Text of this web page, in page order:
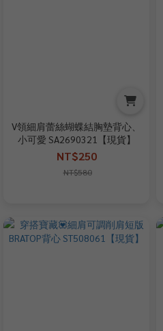
V領細肩蕾絲蝴蝶結胸墊背心、
小可愛 SA2690321【現貨】
NT$250
NT$580